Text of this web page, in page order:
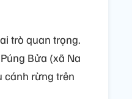
trò quan trọng.
Bửa (xã Na
cánh rừng trên